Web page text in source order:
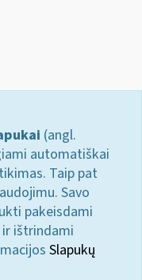
(angl.
automatiškai
Taip pat
Savo
pakeisdami
ištrindami
Slapukų